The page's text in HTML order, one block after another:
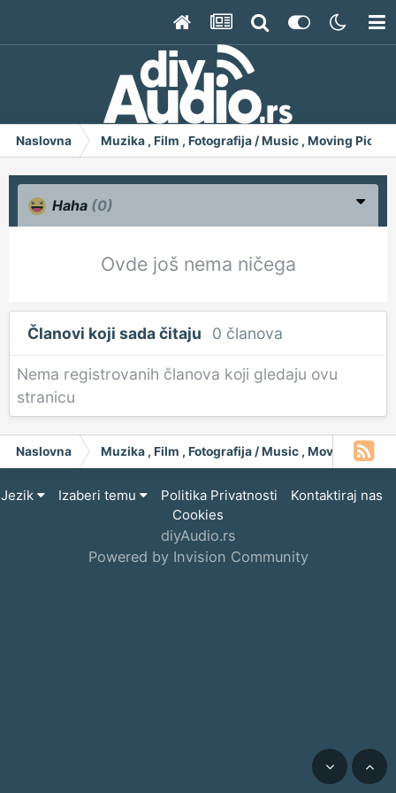
Naslovna Muzika , Film , Fotografija / Music , Moving
Haha (0)
Ovde još nema ničega
Članovi koji sada čitaju 0 članova
Nema registrovanih članova koji gledaju ovu
stranicu
Naslovna Muzika , Film , Fotografija / Music , Moving
Jezik Izaberi temu Politika Privatnosti
Kontaktiraj nas
Cookies
diyAudio.rs
Powered by Invision Community